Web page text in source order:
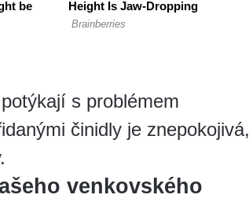
s problémem
činidly je znepokojivá,
venkovského